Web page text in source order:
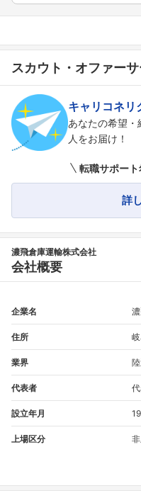
こちらの企業
スカウト・オファー
キャリコネリ
あなたの希望
人をお届け！
転職サポー
詳
濃飛倉庫運輸株式会社
会社概要
企業名
住所
業界
代表者
設立年月
上場区分